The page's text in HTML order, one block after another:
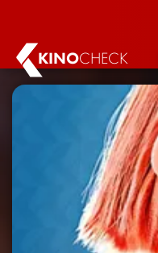
KINOCHECK